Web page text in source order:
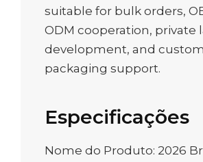
suitable for bulk orders,
ODM cooperation, private
development, and
packaging support.
Especificações
Nome do Produto: 2026